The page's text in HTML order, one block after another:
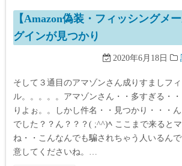
【Amazon偽装・フィッシングメ
グインが見つかり
2020年6月18日
そして３通目のアマゾンさん成りすましフ
ル。。。。。アマゾンさん・・多すぎる・
りよぉ。。しかし件名・・見つかり・・・
でした？？ん？？？( ;^^)ﾍ ここまで来ると
ね・・こんなんでも騙されちゃう人いるん
意してくださいね。…